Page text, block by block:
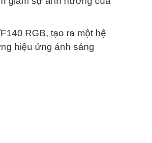
RGB, tạo ra một hệ
hiệu ứng ánh sáng